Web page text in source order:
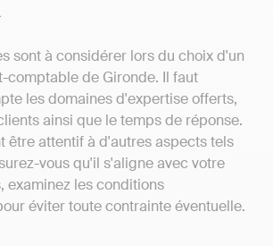
sont à considérer lors du choix d'un
comptable de Gironde. Il faut
les domaines d'expertise offerts,
ainsi que le temps de réponse.
être attentif à d'autres aspects tels
vous qu'il s'aligne avec votre
examinez les conditions
éviter toute contrainte éventuelle.